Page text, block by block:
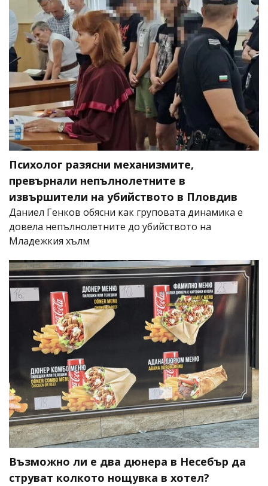
Психолог разясни механизмите,
превърнали непълнолетните в
извършители на убийството в Пловдив
Даниел Генков обясни как груповата динамика е
довела непълнолетните до убийството на
Младежкия хълм
Възможно ли е два дюнера в Несебър да
струват колкото нощувка в хотел?